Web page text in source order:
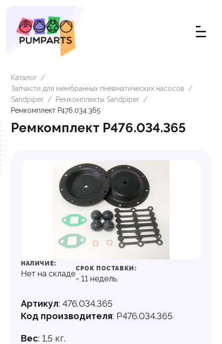
Каталог /
Запчасти для мембранных пневматических насосов
/
Sandpiper / Ремкомплекты Sandpiper /
Ремкомплект P476.034.365
Ремкомплект P476.034.365
НАЛИЧИЕ:
Нет на складе
СРОК ПОСТАВКИ:
~ 11 недель,
Артикул: 476.034.365
Код производителя: P476.034.365
Вес: 1,5 кг.